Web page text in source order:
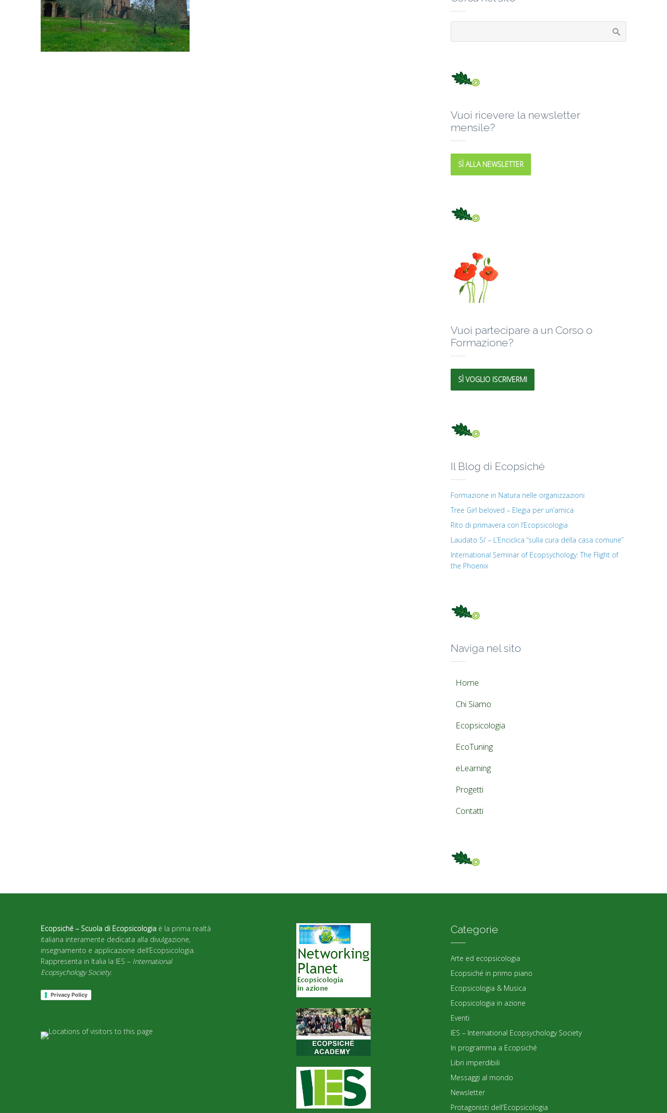
Vuoi ricevere la newsletter
mensile?
SÌ ALLA NEWSLETTER
Vuoi partecipare a un Corso o
Formazione?
SÌ VOGLIO ISCRIVERMI
Il Blog di Ecopsiché
Formazione in Natura nelle organizzazioni
Tree Girl beloved – Elegia per un’amica
Rito di primavera con l’Ecopsicologia
Laudato Si’ – L’Enciclica “sulla cura della casa comune”
International Seminar of Ecopsychology: The Flight of
the Phoenix
Naviga nel sito
Home
Chi Siamo
Ecopsicologia
EcoTuning
eLearning
Progetti
Contatti
Ecopsiché – Scuola di Ecopsicologia è la prima realtà
italiana interamente dedicata alla divulgazione,
insegnamento e applicazione dell’Ecopsicologia.
Rappresenta in Italia la IES – International
Ecopsychology Society.
Privacy Policy
Categorie
Arte ed ecopsicologia
Ecopsiché in primo piano
Ecopsicologia & Musica
Ecopsicologia in azione
Eventi
IES – International Ecopsychology Society
In programma a Ecopsiché
Libri imperdibili
Messaggi al mondo
Newsletter
Protagonisti dell'Ecopsicologia